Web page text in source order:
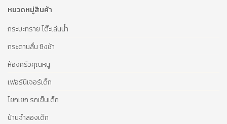
หมวดหมู่สินค้า
กระบะทราย โต๊ะเล่นน้ำ
กระดานลื่น ชิงช้า
ห้องครัวคุณหนู
เฟอร์นิเจอร์เด็ก
โยกเยก รถเข็นเด็ก
บ้านจำลองเด็ก